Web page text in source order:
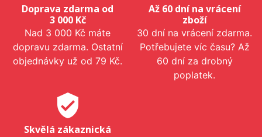
Doprava zdarma od
3 000 Kč
Nad 3 000 Kč máte
dopravu zdarma. Ostatní
objednávky už od 79 Kč.
Až 60 dní na vrácení
zboží
30 dní na vrácení zdarma.
Potřebujete víc času? Až
60 dní za drobný
poplatek.
verified_user
Skvělá zákaznická